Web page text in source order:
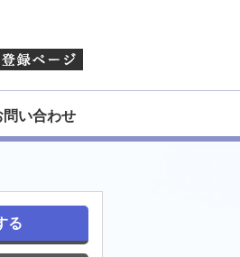
悩みに合わせてあなたにピッタリの
問い合わせ
る